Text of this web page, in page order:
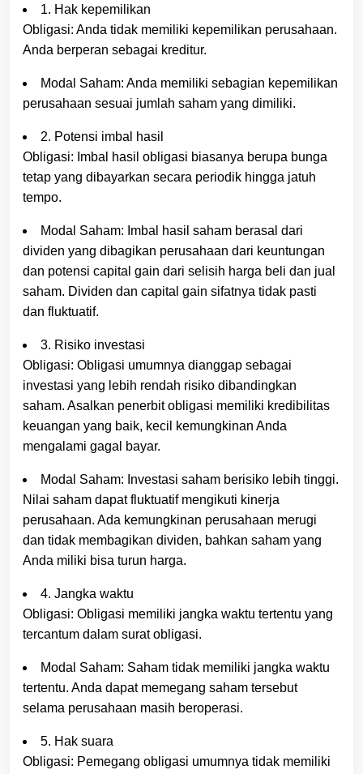
1. Hak kepemilikan
Obligasi: Anda tidak memiliki kepemilikan perusahaan.
Anda berperan sebagai kreditur.
Modal Saham: Anda memiliki sebagian kepemilikan
perusahaan sesuai jumlah saham yang dimiliki.
2. Potensi imbal hasil
Obligasi: Imbal hasil obligasi biasanya berupa bunga
tetap yang dibayarkan secara periodik hingga jatuh
tempo.
Modal Saham: Imbal hasil saham berasal dari
dividen yang dibagikan perusahaan dari keuntungan
dan potensi capital gain dari selisih harga beli dan jual
saham. Dividen dan capital gain sifatnya tidak pasti
dan fluktuatif.
3. Risiko investasi
Obligasi: Obligasi umumnya dianggap sebagai
investasi yang lebih rendah risiko dibandingkan
saham. Asalkan penerbit obligasi memiliki kredibilitas
keuangan yang baik, kecil kemungkinan Anda
mengalami gagal bayar.
Modal Saham: Investasi saham berisiko lebih tinggi.
Nilai saham dapat fluktuatif mengikuti kinerja
perusahaan. Ada kemungkinan perusahaan merugi
dan tidak membagikan dividen, bahkan saham yang
Anda miliki bisa turun harga.
4. Jangka waktu
Obligasi: Obligasi memiliki jangka waktu tertentu yang
tercantum dalam surat obligasi.
Modal Saham: Saham tidak memiliki jangka waktu
tertentu. Anda dapat memegang saham tersebut
selama perusahaan masih beroperasi.
5. Hak suara
Obligasi: Pemegang obligasi umumnya tidak memiliki